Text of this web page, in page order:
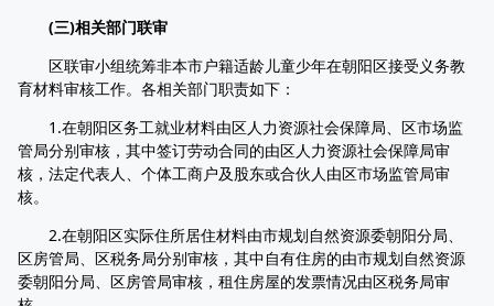
(三)相关部门联审
区联审小组统筹非本市户籍适龄儿童少年在朝阳区接受义务教
育材料审核工作。各相关部门职责如下：
1.在朝阳区务工就业材料由区人力资源社会保障局、区市场监
管局分别审核，其中签订劳动合同的由区人力资源社会保障局审
核，法定代表人、个体工商户及股东或合伙人由区市场监管局审
核。
2.在朝阳区实际住所居住材料由市规划自然资源委朝阳分局、
区房管局、区税务局分别审核，其中自有住房的由市规划自然资源
委朝阳分局、区房管局审核，租住房屋的发票情况由区税务局审